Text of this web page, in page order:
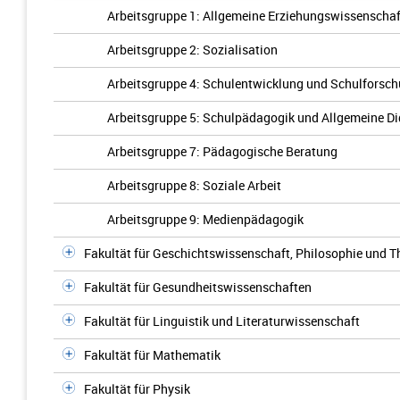
Arbeitsgruppe 1: Allgemeine
Arbeitsgruppe 2: Sozialisation
Arbeitsgruppe 4: Schulentwicklung und
Arbeitsgruppe 5: Schulpädagogik und Allgemeine
Arbeitsgruppe 7: Pädagogische Beratung
Arbeitsgruppe 8: Soziale Arbeit
Arbeitsgruppe 9: Medienpädagogik
Fakultät für Geschichtswissenschaft, Philosophie und
Fakultät für Gesundheitswissenschaften
Fakultät für Linguistik und Literaturwissenschaft
Fakultät für Mathematik
Fakultät für Physik